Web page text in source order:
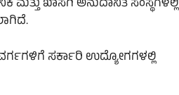
ಖಾಸಗಿ ಅನುದಾನಿತ ಸಂಸ್ಥೆಗಳಲ್ಲಿ
ಸರ್ಕಾರಿ ಉದ್ಯೋಗಗಳಲ್ಲಿ